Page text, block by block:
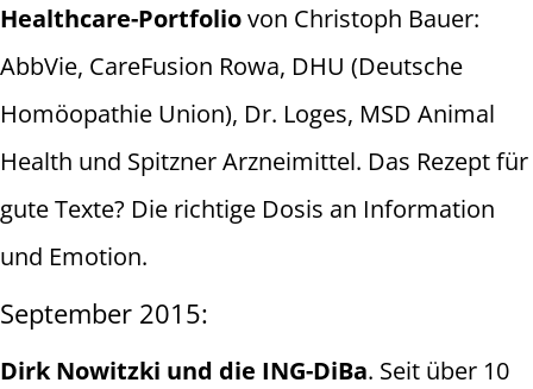
Healthcare-Portfoliovon Christoph Bauer:
AbbVie, CareFusion Rowa, DHU (Deutsche
Homöopathie Union), Dr. Loges, MSD Animal
Health und Spitzner Arzneimittel. Das Rezept für
gute Texte? Die richtige Dosis an Information
und Emotion.
September 2015:
Dirk Nowitzki und die ING-DiBa. Seit über 10